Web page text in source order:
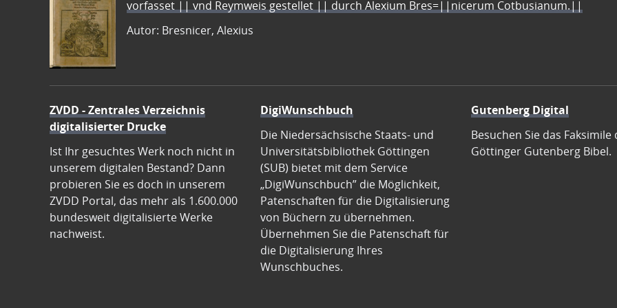
vorfasset || vnd Reymweis gestellet || durch Alexium Bres=||nicerum Cotbusianum.||
Autor: Bresnicer, Alexius
ZVDD - Zentrales Verzeichnis
digitalisierter Drucke
Ist Ihr gesuchtes Werk noch nicht in
unserem digitalen Bestand? Dann
probieren Sie es doch in unserem
ZVDD Portal, das mehr als 1.600.000
bundesweit digitalisierte Werke
nachweist.
DigiWunschbuch
Die Niedersächsische Staats- und
Universitätsbibliothek Göttingen
(SUB) bietet mit dem Service
„DigiWunschbuch” die Möglichkeit,
Patenschaften für die Digitalisierung
von Büchern zu übernehmen.
Übernehmen Sie die Patenschaft für
die Digitalisierung Ihres
Wunschbuches.
Gutenberg Digital
Besuchen Sie das Faksimile
Göttinger Gutenberg Bibel.